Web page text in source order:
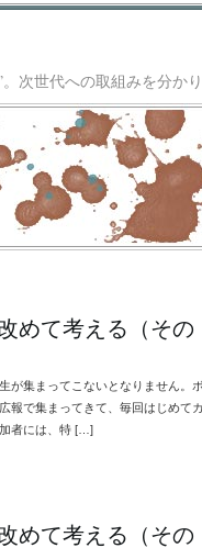
世代への取組みを分かり
めて考える（その
が集まってこないとなりません。
報で集まってきて、毎回はじめて
者には、特 […]
めて考える（その